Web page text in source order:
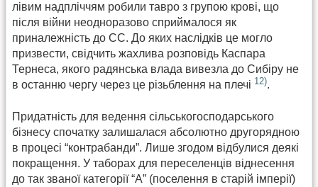
лівим надпліччям робили тавро з групою крові, що
після війни неодноразово сприймалося як
приналежність до СС. До яких наслідків це могло
призвести, свідчить жахлива розповідь Каспара
Тернеса, якого радянська влада вивезла до Сибіру не
в останню чергу через це різьблення на плечі 12).
Придатність для ведення сільськогосподарського
бізнесу спочатку залишалася абсолютно другорядною
в процесі “контрабанди”. Лише згодом відбулися деякі
покращення. У таборах для переселенців віднесення
до так званої категорії “А” (поселення в старій імперії)